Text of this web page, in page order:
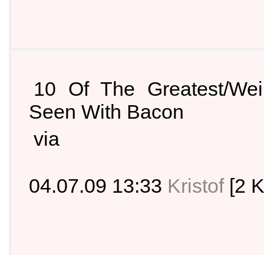
10 Of The Greatest/
Seen With Bacon
via
04.07.09 13:33 Kristof [2